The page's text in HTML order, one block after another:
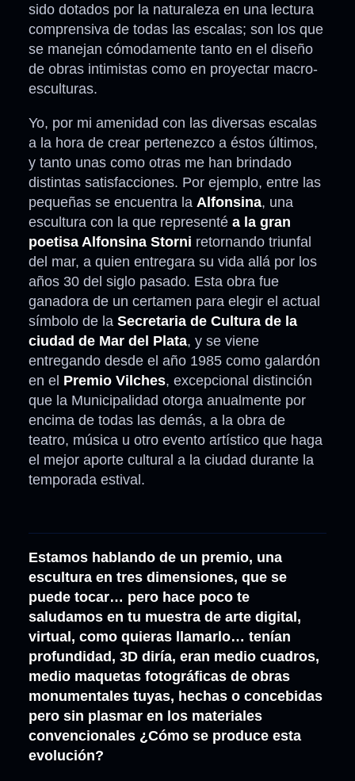
sido dotados por la naturaleza en una lectura
comprensiva de todas las escalas; son los que
se manejan cómodamente tanto en el diseño
de obras intimistas como en proyectar macro-
esculturas.
Yo, por mi amenidad con las diversas escalas
a la hora de crear pertenezco a éstos últimos,
y tanto unas como otras me han brindado
distintas satisfacciones. Por ejemplo, entre las
pequeñas se encuentra la Alfonsina, una
escultura con la que representé a la gran
poetisa Alfonsina Storni retornando triunfal
del mar, a quien entregara su vida allá por los
años 30 del siglo pasado. Esta obra fue
ganadora de un certamen para elegir el actual
símbolo de la Secretaria de Cultura de la
ciudad de Mar del Plata, y se viene
entregando desde el año 1985 como galardón
en el Premio Vilches, excepcional distinción
que la Municipalidad otorga anualmente por
encima de todas las demás, a la obra de
teatro, música u otro evento artístico que haga
el mejor aporte cultural a la ciudad durante la
temporada estival.
Estamos hablando de un premio, una
escultura en tres dimensiones, que se
puede tocar… pero hace poco te
saludamos en tu muestra de arte digital,
virtual, como quieras llamarlo… tenían
profundidad, 3D diría, eran medio cuadros,
medio maquetas fotográficas de obras
monumentales tuyas, hechas o concebidas
pero sin plasmar en los materiales
convencionales ¿Cómo se produce esta
evolución?